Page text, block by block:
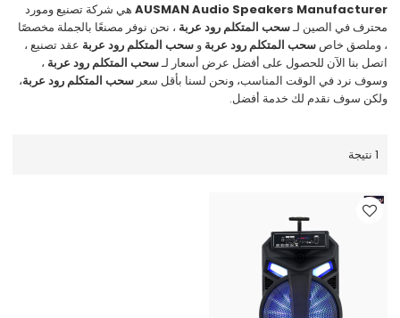
AUSMAN Audio Speakers Manufacturer هي شركة تصنيع ومورد
محترف في الصين لـسحب المتكلم رود عربة ، نحن نوفر مصنعًا بالجملة مخصصًا
، وملصق خاصسحب المتكلم رود عربة وسحب المتكلم رود عربة عقد تصنيع ،
اتصل بنا الآن للحصول على أفضل عرض أسعار لـسحب المتكلم رود عربة ،
وسوف نرد في الوقت المناسب، ونحن لسنا بأقل سعرسحب المتكلم رود عربة،
ولكن سوف نقدم لك خدمة أفضل.
1 نتيجة